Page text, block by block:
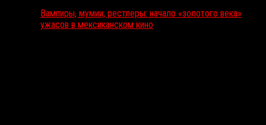
Вампиры, мумии, рестлеры: начало «золотого века»
ужасов в мексиканском кино